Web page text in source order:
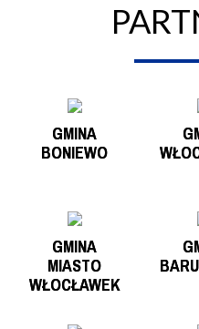
GMINA
BONIEWO
GMINA
MIASTO
WŁOCŁAWEK